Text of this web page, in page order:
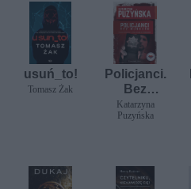
usuń_to!
Tomasz Żak
Policjanci.
Bez
munduru
Katarzyna
Puzyńska